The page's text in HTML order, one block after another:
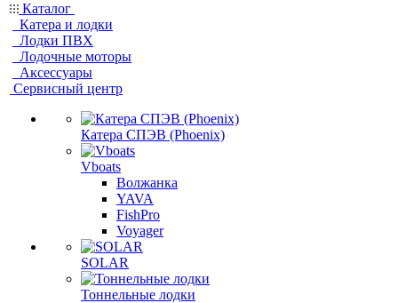
Каталог
Катера и лодки
Лодки ПВХ
Лодочные моторы
Аксессуары
Сервисный центр
Катера СПЭВ (Phoenix)
Vboats
Волжанка
YAVA
FishPro
Voyager
SOLAR
Тоннельные лодки